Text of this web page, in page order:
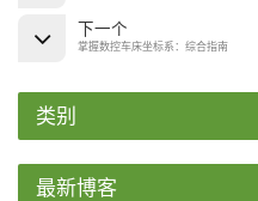
下一个
掌握数控车床坐标系：综合指南
类别
最新博客